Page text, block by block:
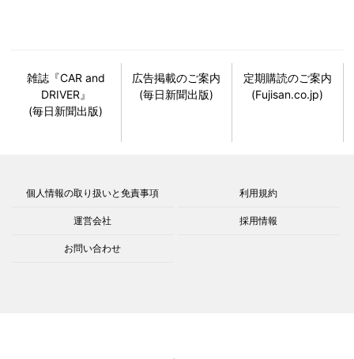
雑誌『CAR and
DRIVER』
(毎日新聞出版)
広告掲載のご案内
(毎日新聞出版)
定期購読のご案内
(Fujisan.co.jp)
個人情報の取り扱いと免責事項 利用規約
運営会社 採用情報
お問い合わせ